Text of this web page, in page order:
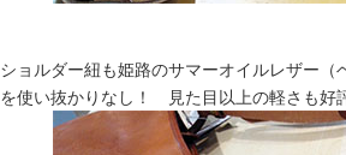
ショルダー紐も姫路のサマーオイルレザー（
を使い抜かりなし！ 見た目以上の軽さも好